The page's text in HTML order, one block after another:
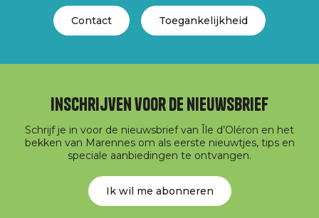
Contact Toegankelijkheid
Inschrijven voor de nieuwsbrief
Schrijf je in voor de nieuwsbrief van Île d’Oléron en het
bekken van Marennes om als eerste nieuwtjes, tips en
speciale aanbiedingen te ontvangen.
Ik wil me abonneren